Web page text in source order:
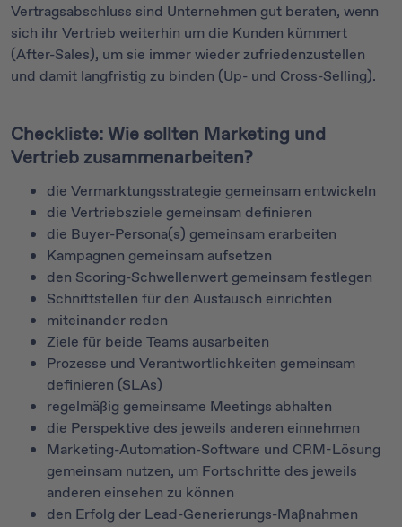
Vertragsabschluss sind Unternehmen gut beraten, wenn
sich ihr Vertrieb weiterhin um die Kunden kümmert
(After-Sales), um sie immer wieder zufriedenzustellen
und damit langfristig zu binden (Up- und Cross-Selling).
Checkliste: Wie sollten Marketing und
Vertrieb zusammenarbeiten?
die Vermarktungsstrategie gemeinsam entwickeln
die Vertriebsziele gemeinsam definieren
die Buyer-Persona(s) gemeinsam erarbeiten
Kampagnen gemeinsam aufsetzen
den Scoring-Schwellenwert gemeinsam festlegen
Schnittstellen für den Austausch einrichten
miteinander reden
Ziele für beide Teams ausarbeiten
Prozesse und Verantwortlichkeiten gemeinsam
definieren (SLAs)
regelmäßig gemeinsame Meetings abhalten
die Perspektive des jeweils anderen einnehmen
Marketing-Automation-Software und CRM-Lösung
gemeinsam nutzen, um Fortschritte des jeweils
anderen einsehen zu können
den Erfolg der Lead-Generierungs-Maßnahmen